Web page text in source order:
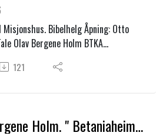
Bibelhelg Åpning: Otto
Olav Bergene Holm BTKA
Bergene Holm. 80 min.
121
Olav Bergene Holm. " Betaniaheimen " 18.09.2015.